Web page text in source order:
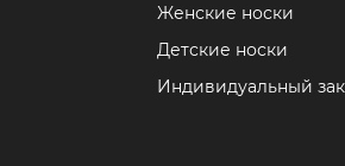
Женские носки
Детские носки
Индивидуальный